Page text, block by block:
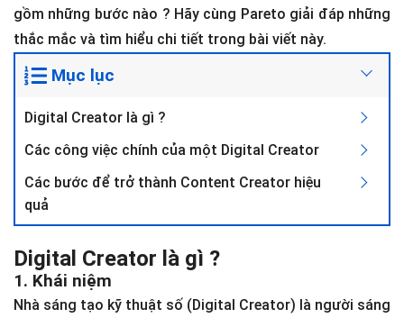
gồm những bước nào ? Hãy cùng Pareto giải đáp những
thắc mắc và tìm hiểu chi tiết trong bài viết này.
Mục lục
Digital Creator là gì ?
Các công việc chính của một Digital Creator
Các bước để trở thành Content Creator hiệu
quả
Digital Creator là gì ?
1. Khái niệm
Nhà sáng tạo kỹ thuật số (Digital Creator) là người sáng